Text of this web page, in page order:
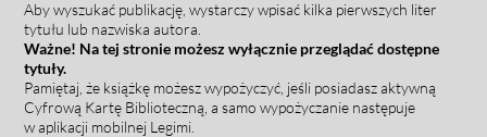
Aby wyszukać publikację, wystarczy wpisać kilka pierwszych liter
tytułu lub nazwiska autora.
Ważne! Na tej stronie możesz wyłącznie przeglądać dostępne
tytuły.
Pamiętaj, że książkę możesz wypożyczyć, jeśli posiadasz aktywną
Cyfrową Kartę Biblioteczną, a samo wypożyczanie następuje
w aplikacji mobilnej Legimi.